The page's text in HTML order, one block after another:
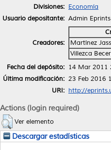
Divisiones: Economía
Usuario depositante: Admin Eprints
Creadores:
Martínez
Villezca
Fecha del depósito: 14 Mar 2011
Última modificación: 23 Feb 2016
URI: http://
Actions (login required)
Ver elemento
Descargar estadísticas